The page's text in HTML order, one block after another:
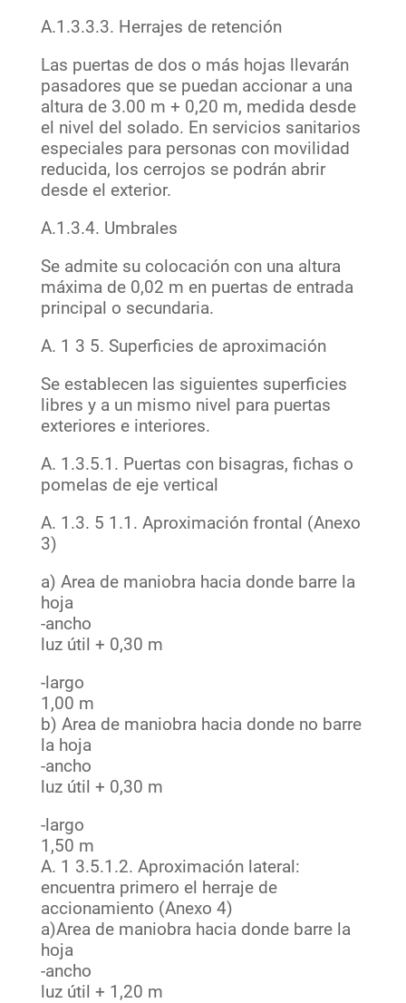
A.1.3.3.3. Herrajes de retención
Las puertas de dos o más hojas llevarán
pasadores que se puedan accionar a una
altura de 3.00 m + 0,20 m, medida desde
el nivel del solado. En servicios sanitarios
especiales para personas con movilidad
reducida, los cerrojos se podrán abrir
desde el exterior.
A.1.3.4. Umbrales
Se admite su colocación con una altura
máxima de 0,02 m en puertas de entrada
principal o secundaria.
A. 1 3 5. Superficies de aproximación
Se establecen las siguientes superficies
libres y a un mismo nivel para puertas
exteriores e interiores.
A. 1.3.5.1. Puertas con bisagras, fichas o
pomelas de eje vertical
A. 1.3. 5 1.1. Aproximación frontal (Anexo
3)
a) Area de maniobra hacia donde barre la
hoja
-ancho
luz útil + 0,30 m
-largo
1,00 m
b) Area de maniobra hacia donde no barre
la hoja
-ancho
luz útil + 0,30 m
-largo
1,50 m
A. 1 3.5.1.2. Aproximación lateral:
encuentra primero el herraje de
accionamiento (Anexo 4)
a)Area de maniobra hacia donde barre la
hoja
-ancho
luz útil + 1,20 m